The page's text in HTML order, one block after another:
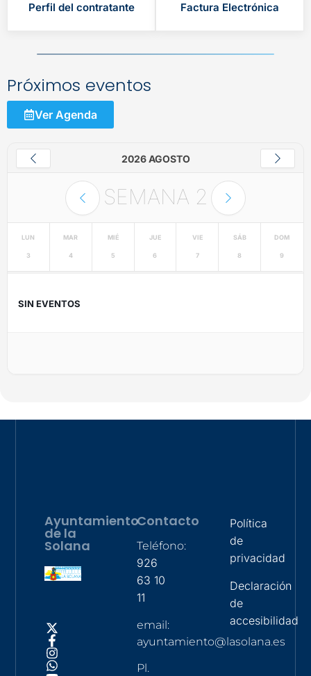
Perfil del contratante Factura Electrónica
Próximos eventos
Ver Agenda
2026 AGOSTO
SEMANA 2
LUN
3
MAR
4
MIÉ
5
JUE
6
VIE
7
SÁB
8
DOM
9
SIN EVENTOS
Ayuntamiento
de la
Solana
Contacto
Teléfono:
926
63 10
11
email:
ayuntamiento@lasolana.es
Pl.
Política
de
privacidad
Declaración
de
accesibilidad